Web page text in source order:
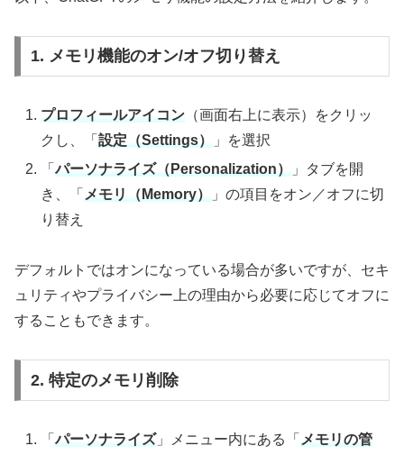
1. メモリ機能のオン/オフ切り替え
プロフィールアイコン （画面右上に表示）をクリッ
クし、「設定（Settings）
」を選択
「パーソナライズ（Personalization）
」タブを開
き、「 メモリ（Memory）
」の項目をオン／オフに切
り替え
デフォルトではオンになっている場合が多いですが、セキ
ュリティやプライバシー上の理由から必要に応じてオフに
することもできます。
2. 特定のメモリ削除
「パーソナライズ」メニュー内にある「 メモリの管